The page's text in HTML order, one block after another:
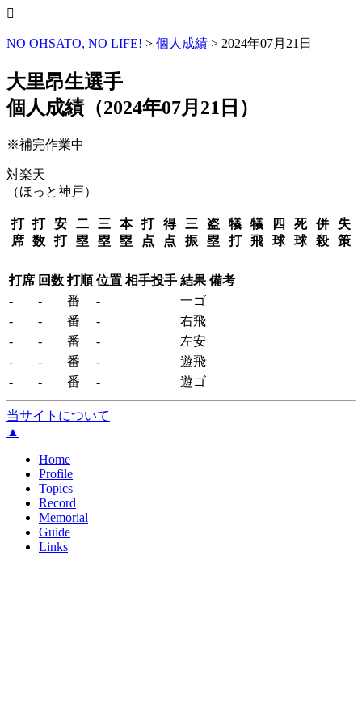
NO OHSATO, NO LIFE! > 個人成績 > 2024年07月21日
大里昂生選手
個人成績（2024年07月21日）
※補完作業中
対楽天
（ほっと神戸）
打
席
打
数
安
打
二
塁
三
塁
本
塁
打
点
得
点
三
振
盗
塁
犠
打
犠
飛
四
球
死
球
併
殺
失
策
打席 回数 打順 位置 相手投手 結果 備考
-
- 番 -
一ゴ
-
- 番 -
右飛
-
- 番 -
左安
-
- 番 -
遊飛
-
- 番 - 遊ゴ
当サイトについて
▲
Home
Profile
Topics
Record
Memorial
Guide
Links